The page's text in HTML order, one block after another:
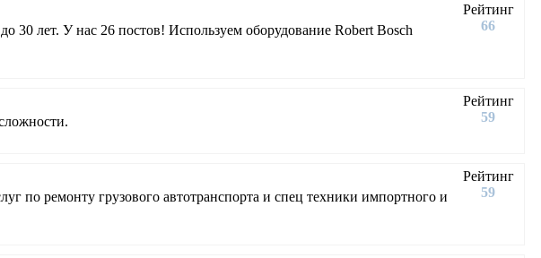
Рейтинг
66
лет. У нас 26 постов! Используем оборудование Robert Bosch
Рейтинг
59
Рейтинг
59
по ремонту грузового автотранспорта и спец техники импортного и